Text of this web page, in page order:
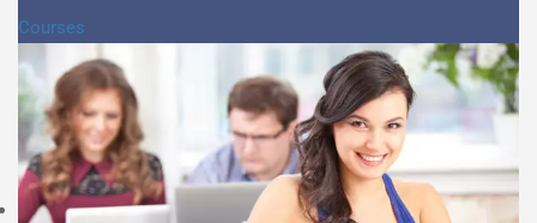
Courses